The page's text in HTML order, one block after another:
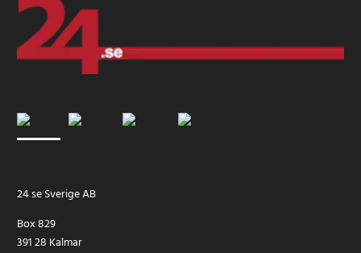
24 se Sverige AB
Box 829
391 28 Kalmar